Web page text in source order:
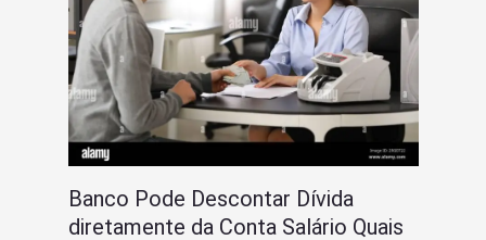
Banco Pode Descontar Dívida
diretamente da Conta Salário Quais